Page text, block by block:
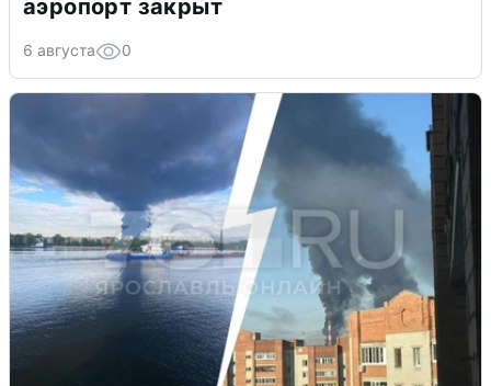
аэропорт закрыт
6 августа 0